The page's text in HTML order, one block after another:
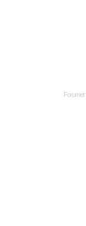
Forumet